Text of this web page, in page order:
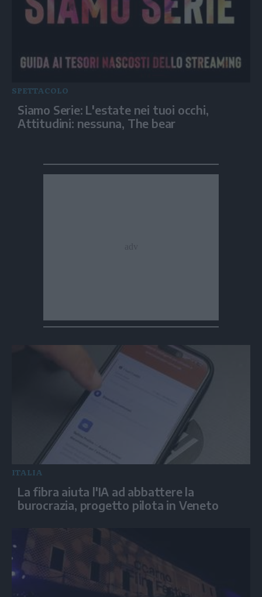
SPETTACOLO
Siamo Serie: L'estate nei tuoi occhi,
Attitudini: nessuna, The bear
ITALIA
La fibra aiuta l'IA ad abbattere la
burocrazia, progetto pilota in Veneto